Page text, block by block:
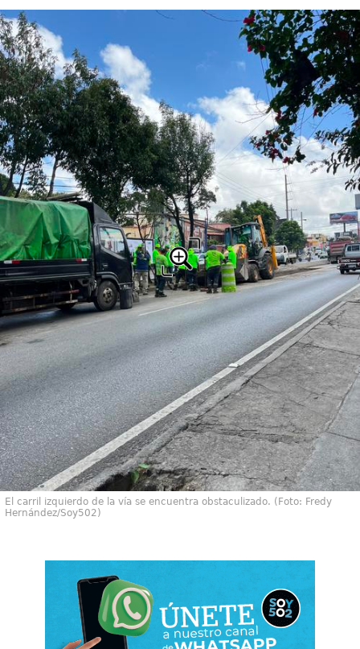
El carril izquierdo de la vía se encuentra obstaculizado. (Foto: Fredy
Hernández/Soy502)